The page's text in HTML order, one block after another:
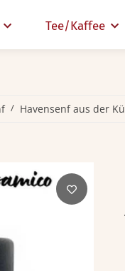
Tee/Kaffee
Havensenf aus der